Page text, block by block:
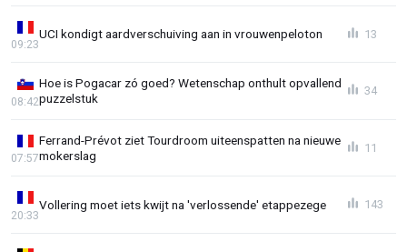
UCI kondigt aardverschuiving aan in vrouwenpeloton
09:23
13
Hoe is Pogacar zó goed? Wetenschap onthult opvallend
puzzelstuk
08:42
34
Ferrand-Prévot ziet Tourdroom uiteenspatten na nieuwe
mokerslag
07:57
11
Vollering moet iets kwijt na 'verlossende' etappezege
20:33
143